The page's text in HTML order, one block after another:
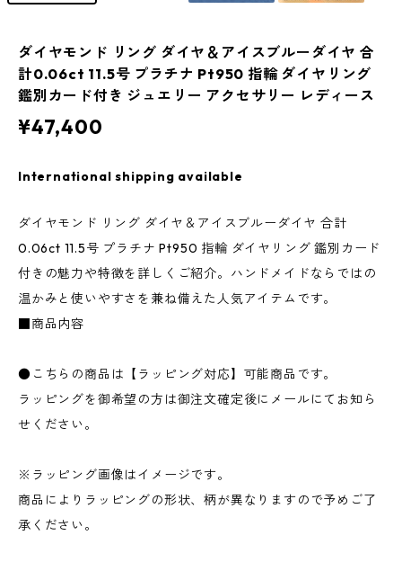
ダイヤモンド リング ダイヤ＆アイスブルーダイヤ 合
計0.06ct 11.5号 プラチナ Pt950 指輪 ダイヤリング
鑑別カード付き ジュエリー アクセサリー レディース
¥47,400
International shipping available
ダイヤモンド リング ダイヤ＆アイスブルーダイヤ 合計
0.06ct 11.5号 プラチナ Pt950 指輪 ダイヤリング 鑑別カード
付きの魅力や特徴を詳しくご紹介。ハンドメイドならではの
温かみと使いやすさを兼ね備えた人気アイテムです。
■商品内容
●こちらの商品は【ラッピング対応】可能商品です。
ラッピングを御希望の方は御注文確定後にメールにてお知ら
せください。
※ラッピング画像はイメージです。
商品によりラッピングの形状、柄が異なりますので予めご了
承ください。